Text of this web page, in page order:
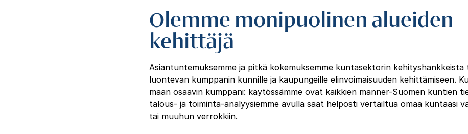
Olemme monipuolinen alueiden
kehittäjä
Asiantuntemuksemme ja pitkä kokemuksemme kuntasektorin kehityshankkeista
luontevan kumppanin kunnille ja kaupungeille elinvoimaisuuden kehittämiseen.
maan osaavin kumppani: käytössämme ovat kaikkien manner-Suomen kuntien
talous- ja toiminta-analyysiemme avulla saat helposti vertailtua omaa kuntaasi
tai muuhun verrokkiin.